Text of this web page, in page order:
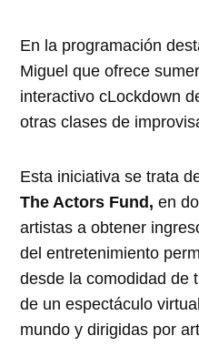
En la programación
Miguel que ofrece
interactivo cLockdown
otras clases de
Esta iniciativa se trata
The Actors Fund, en
artistas a obtener
del entretenimiento
desde la comodidad de
de un espectáculo
mundo y dirigidas por